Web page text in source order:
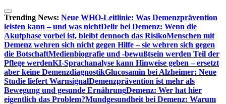
Zum
Inhalt
springen
Trending News: Neue WHO-Leitlinie: Was Demenzprävention
leisten kann – und was nichtDelir bei Demenz: Wenn die
Akutphase vorbei ist, bleibt dennoch das RisikoMenschen mit
Demenz wehren sich nicht gegen Hilfe – sie wehren sich gegen
die BotschaftMedienbiografie und -bewußtsein werden Teil der
Pflege werdenKI-Sprachanalyse kann Hinweise geben – ersetzt
aber keine DemenzdiagnostikGlucosamin bei Alzheimer: Neue
Studie liefert WarnsignalDemenzprävention ist mehr als
Bewegung und gesunde ErnährungDemenz: Wer hat hier
eigentlich das Problem?Mundgesundheit bei Demenz: Warum